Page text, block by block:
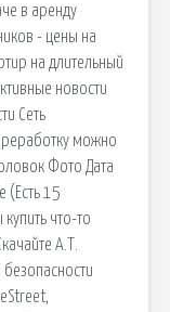
в аренду
- цены на
на длительный
новости
Сеть
можно
Фото Дата
(Есть 15
что-то
А.Т.